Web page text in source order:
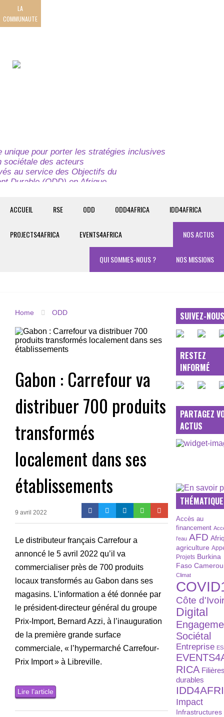
LA
COMMUNAUTE
unique pour porter les stratégies inclusives
sociétale des acteurs
au service des Objectifs du
Durable (ODD) en Afrique.
ACCUEIL RSE ODD ODD4AFRICA IDD4AFRICA
PROJECTS4AFRICA EVENTS4AFRICA NOS ACTUS
NOS MISSIONS
QUI SOMMES-NOUS ?
Home ODD
Gabon : Carrefour va
distribuer 700 produits
transformés
localement dans ses
établissements
9 avril 2022
Le distributeur français Carrefour a
annoncé le 5 avril 2022 qu’il va
commercialiser près de 700 produits
locaux transformés au Gabon dans ses
magasins. L’information a été donnée par
le président-directeur général du groupe
Prix-Import, Bernard Azzi, à l’inauguration
de la première grande surface
commerciale, « l’hypermarché Carrefour-
Prix Import » à Libreville.
Lire l’article
SUIVEZ-
RESTEZ
INFORMÉ
PARTAGEZ
ACTUS
Accès au
financement
l’eau AFD
agriculture
Projets Burkina
Faso
Climat
Côte
Digital
Sociétal
Entreprise
RICA
durables
Impact
Infrastructures